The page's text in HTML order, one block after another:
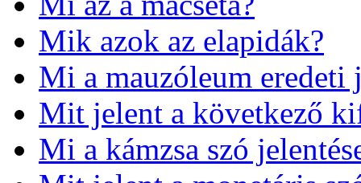
Mik azok az elapidák?
Mi a mauzóleum eredeti
Mit jelent a következő
Mi a kámzsa szó